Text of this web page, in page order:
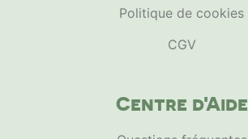
Politique de cookies
CGV
Centre d'Aide